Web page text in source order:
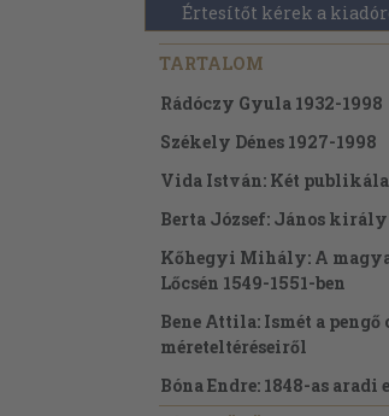
Értesítőt kérek a
TARTALOM
Rádóczy Gyula 1932-1998
Székely Dénes 1927-1998
Vida István: Két
Berta József: János
Kőhegyi Mihály: A
Lőcsén 1549-1551-ben
Bene Attila: Ismét a
méreteltéréseiről
Bóna Endre: 1848-as aradi